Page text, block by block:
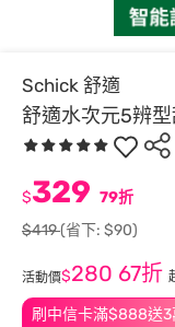
Schick 舒適
舒適水次元5辨
刷中信卡滿$888送3
$329 79折
$419(省下: $90)
活動價$280 67折